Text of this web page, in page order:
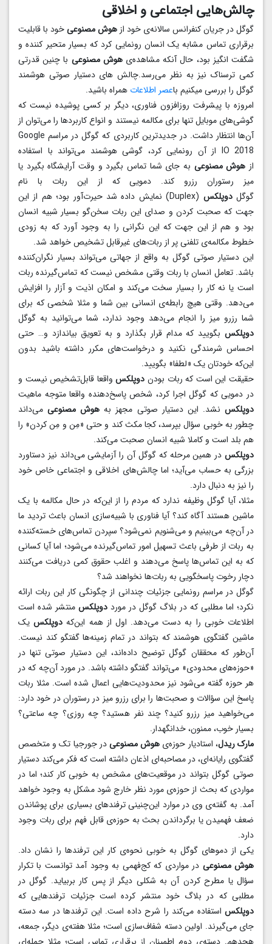
چالش‌هایی اجتماعی و اخلاقی
گوگل در جریان کنفرانس سالانه‌ی خود از هوش مصنوعیخود با قابلیت
برقراری تماس مشابه یک انسان رونمایی کرد که بسیار متحیر کننده و
شگفت انگیز بود، حال آنکه مشاهده‌ی هوش مصنوعیبا چنین قدرتی
کمی ترسناک نیز به نظر می‌رسد.چالش های دستیار صوتی هوشمند
گوگل را بررسی میکنیم باعصر اطلاعاتهمراه باشید.
امروزه با پیشرفت روزافزون فناوری، دیگر بر کسی پوشیده نیست که
گوشی‌های موبایل تنها برای مکالمه نیستند و انواع کاربردها را می‌توان از
آن‌ها انتظار داشت. در جدیدترین کاربردی که گوگل در مراسم Google
IO 2018 از آن رونمایی کرد، گوشی هوشمند می‌تواند با استفاده
از هوش مصنوعیبه جای شما تماس بگیرد و وقت آرایشگاه بگیرد یا
میز رستوران رزرو کند. دمویی که از این ربات با نام
گوگل دوپلکس
(Duplex) نمایش داده شد حیرت‌آور بود؛ هم از این
جهت که صحبت کردن و صدای این ربات سخن‌گو بسیار شبیه انسان
بود و هم از این جهت که این نگرانی را به وجود آورد که به زودی
خطوط مکالمه‌ی تلفنی پر از ربات‌های غیرقابل تشخیص خواهد شد.
این دستیار صوتی گوگل به واقع از جهاتی می‌تواند بسیار نگران‌کننده
باشد. تعامل انسان با ربات وقتی مشخص نیست که تماس‌گیرنده ربات
است یا نه کار را بسیار سخت می‌کند و امکان اذیت و آزار را افزایش
می‌دهد. وقتی هیچ رابطه‌ی انسانی بین شما و مثلا شخصی که برای
شما رزرو میز را انجام می‌دهد وجود ندارد، شما می‌توانید به گوگل
دوپلکسبگویید که مدام قرار بگذارد و به تعویق بیاندازد و… حتی
احساس شرمندگی نکنید و درخواست‌های مکرر داشته باشید بدون
این‌که خودتان یک «لطفا» بگویید.
حقیقت این است که ربات بودندوپلکسواقعا قابل‌تشخیص نیست و
در دمویی که گوگل اجرا کرد، شخص پاسخ‌دهنده واقعا متوجه ماهیت
دوپلکسنشد. این دستیار صوتی مجهز به هوش مصنوعیمی‌داند
چطور به خوبی سؤال بپرسد، کجا مکث کند و حتی «مِن و مِن کردن» را
هم بلد است و کاملا شبیه انسان صحبت می‌کند.
دوپلکسدر همین مرحله که گوگل آن را آزمایشی می‌داند نیز دستاورد
بزرگی به حساب می‌آید؛ اما چالش‌های اخلاقی و اجتماعی خاص خود
را نیز به دنبال دارد.
مثلا، آیا گوگل وظیفه ندارد که مردم را از این‌که در حال مکالمه با یک
ماشین هستند آگاه کند؟ آیا فناوری با شبیه‌سازی انسان باعث تردید ما
در آن‌چه می‌بینیم و می‌شنویم نمی‌شود؟ سپردن تماس‌های خسته‌کننده
به ربات از طرفی باعث تسهیل امور تماس‌گیرنده می‌شود؛ اما آیا کسانی
که به این تماس‌ها پاسخ می‌دهند و اغلب حقوق کمی دریافت می‌کنند
دچار رخوت پاسخگویی به ربات‌ها نخواهند شد؟
گوگل در مراسم رونمایی جزئیات چندانی از چگونگی کار این ربات ارائه
نکرد؛ اما مطلبی که در بلاگ گوگل در مورد دوپلکسمنتشر شده است
اطلاعات خوبی را به دست می‌دهد. اول از همه این‌که دوپلکسیک
ماشین گفتگوی هوشمند که بتواند در تمام زمینه‌ها گفتگو کند نیست.
آن‌طور که محققان گوگل توضیح داده‌اند، این دستیار صوتی تنها در
«حوزه‌های محدودی» می‌تواند گفتگو داشته باشد. در مورد آن‌چه که در
هر حوزه گفته می‌شود نیز محدودیت‌هایی اعمال شده است. مثلا ربات
پاسخ این سؤالات و صحبت‌ها را برای رزرو میز در رستوران در خود دارد:
می‌خواهید میز رزرو کنید؟ چند نفر هستید؟ چه روزی؟ چه ساعتی؟
بسیار خوب، ممنون، خدانگهدار.
مارک ریدل، استادیار حوزه‌یهوش مصنوعیدر جورجیا تک و متخصص
گفتگوی رایانه‌ای، در مصاحبه‌ای اذعان داشته است که فکر می‌کند دستیار
صوتی گوگل بتواند در موقعیت‌های مشخص به خوبی کار کند؛ اما در
مواردی که بحث از حوزه‌ی مورد نظر خارج شود مشکل به وجود خواهد
آمد. به گفته‌ی وی در موارد این‌چنینی ترفندهای بسیاری برای پوشاندن
ضعف فهمیدن یا برگرداندن بحث به حوزه‌ی قابل فهم برای ربات وجود
دارد.
یکی از دموهای گوگل به خوبی نحوه‌ی کار این ترفندها را نشان داد.
هوش مصنوعیدر مواردی که کج‌فهمی به وجود آمد توانست با تکرار
سؤال یا مطرح کردن آن به شکلی دیگر از پس کار بربیاید. گوگل در
مطلبی که در بلاگ خود منتشر کرده است جزئیات ترفندهایی که
دوپلکساستفاده می‌کند را شرح داده است. این ترفندها در سه دسته‌
جای می‌گیرند. اولین دسته شفاف‌سازی است؛ مثلا هفته‌ی دیگر، جمعه،